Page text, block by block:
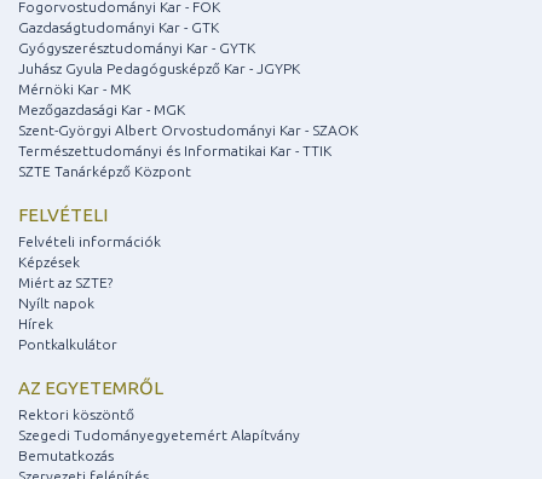
Fogorvostudományi Kar - FOK
Gazdaságtudományi Kar - GTK
Gyógyszerésztudományi Kar - GYTK
Juhász Gyula Pedagógusképző Kar - JGYPK
Mérnöki Kar - MK
Mezőgazdasági Kar - MGK
Szent-Györgyi Albert Orvostudományi Kar - SZAOK
Természettudományi és Informatikai Kar - TTIK
SZTE Tanárképző Központ
FELVÉTELI
Felvételi információk
Képzések
Miért az SZTE?
Nyílt napok
Hírek
Pontkalkulátor
AZ EGYETEMRŐL
Rektori köszöntő
Szegedi Tudományegyetemért Alapítvány
Bemutatkozás